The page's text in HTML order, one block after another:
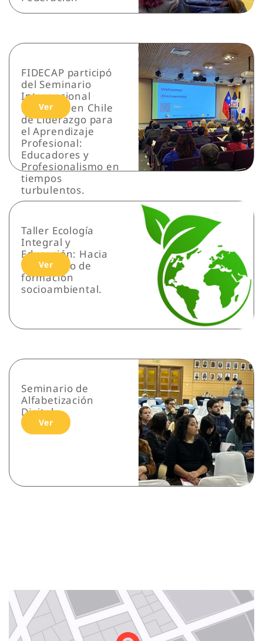
FIDECAP participó
del Seminario
Internacional
realizado en Chile
de Liderazgo para
el Aprendizaje
Profesional:
Educadores y
Profesionalismo en
tiempos
turbulentos.
Ver
Taller Ecología
Integral y
Educación: Hacia
un modelo de
formación
socioambiental.
Ver
Seminario de
Alfabetización
Digital
Ver